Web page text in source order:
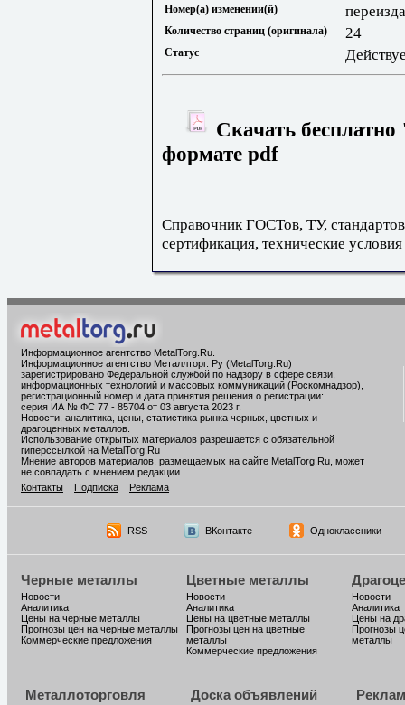
Номер(а) изменении(й)
Количество страниц (оригинала) 24
Статус
Скачать
формате pdf
Справочник ГОСТов, ТУ,
сертификация, технические условия
Информационное агентство MetalTorg.Ru
Информационное агентство Металлторг. Ру (MetalTorg.Ru)
зарегистрировано Федеральной службой по надзору в сфере связи,
информационных технологий и массовых коммуникаций (Роскомнадзор),
регистрационный номер и дата принятия решения о регистрации:
серия ИА № ФС 77 - 85704 от 03 августа 2023 г.
Новости, аналитика, цены, статистика рынка черных, цветных и
драгоценных металлов.
Использование открытых материалов разрешается с обязательной
гиперссылкой на MetalTorg.Ru
Мнение авторов материалов, размещаемых на сайте MetalTorg.Ru, может
не совпадать с мнением редакции.
Контакты
Подписка Реклама
RSS ВКонтакте Одноклассники
Черные металлы
Новости
Аналитика
Цены на черные металлы
Прогнозы цен на черные металлы
Коммерческие предложения
Цветные металлы
Новости
Аналитика
Цены на цветные металлы
Прогнозы цен на цветные
металлы
Коммерческие предложения
Новости
Аналитика
Цены на
Прогнозы
металлы
Металлоторговля Доска объявлений